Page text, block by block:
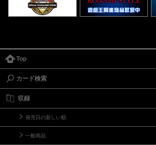
Top
カード検索
収録
発売日の新しい順
一般商品